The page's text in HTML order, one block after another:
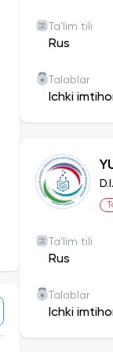
Rossiya
qiladi va
asosiy bo'lib
tomonlama
rivojlanishini
RXTU
Universitet
Ta'lim tili
Rus
Talablar
Ichki
Ta'lim tili
Rus
Talablar
Ichki